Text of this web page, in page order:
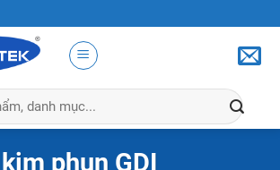
kim phun GDI